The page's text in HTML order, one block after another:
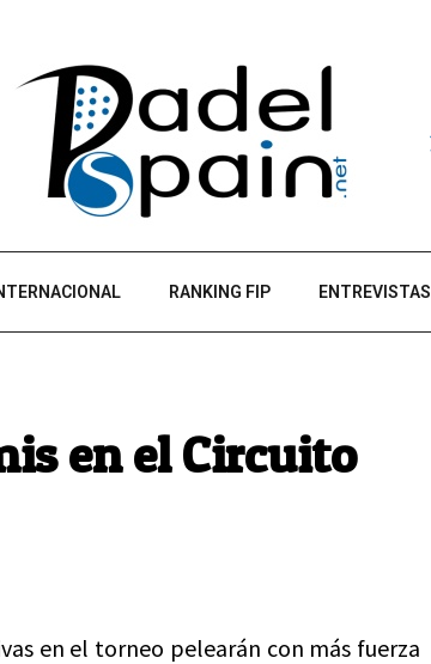
RANKING FIP ENTREVISTAS
en el Circuito
en el torneo pelearán con más fuerza